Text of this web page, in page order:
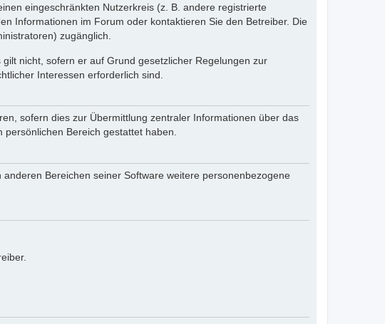
eingeschränkten Nutzerkreis (z. B. andere registrierte
Informationen im Forum oder kontaktieren Sie den Betreiber. Die
zugänglich.
nicht, sofern er auf Grund gesetzlicher Regelungen zur
Interessen erforderlich sind.
sofern dies zur Übermittlung zentraler Informationen über das
Bereich gestattet haben.
Bereichen seiner Software weitere personenbezogene